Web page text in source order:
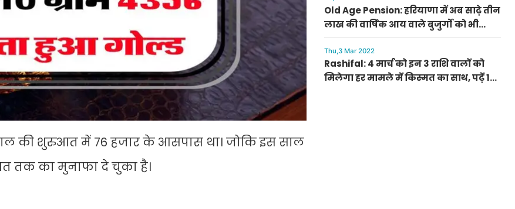
की शुरुआत में 76 हजार के आसपास था। जोकि इस साल
तक का मुनाफा दे चुका है।
Old Age Pension: हरियाणा में अब साढ़े तीन
लाख की वार्षिक आय वाले बुजुर्गों को भी
मिलेगी बुढ़ापा पेंशन, सीएम मनोहर लाल का
ऐलान
Thu,3 Mar 2022
Rashifal: 4 मार्च को इन 3 राशि वालों को
मिलेगा हर मामले में किस्मत का साथ, पढ़ें 12